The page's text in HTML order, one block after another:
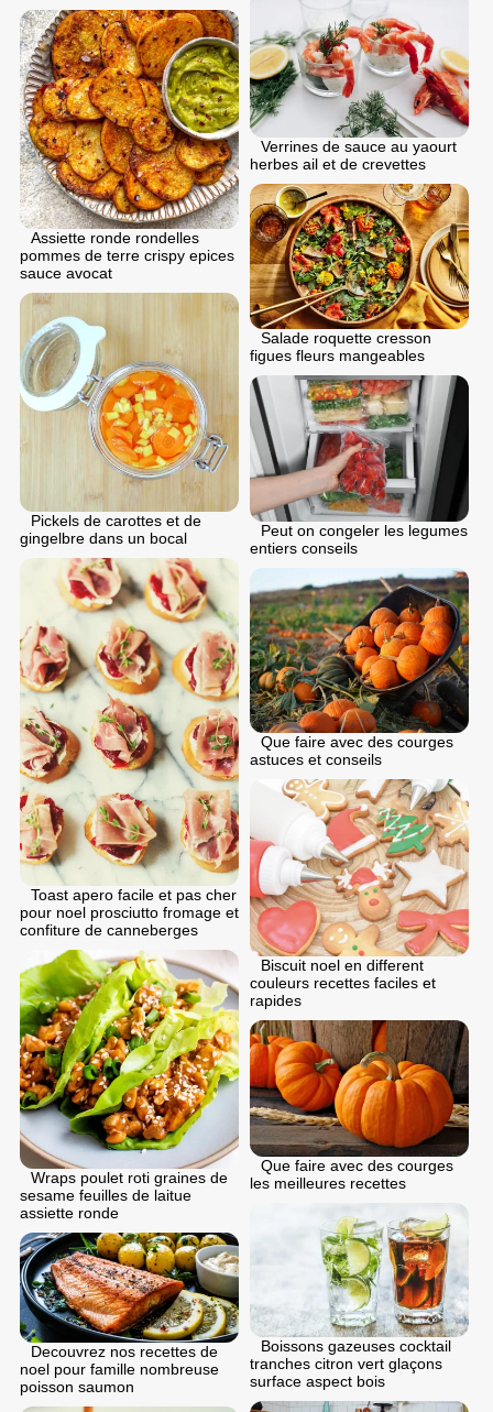
Verrines de sauce au yaourt
herbes ail et de crevettes
Assiette ronde rondelles
pommes de terre crispy epices
sauce avocat
Salade roquette cresson
figues fleurs mangeables
Pickels de carottes et de
gingelbre dans un bocal
Peut on congeler les legumes
entiers conseils
Toast apero facile et pas cher
pour noel prosciutto fromage et
confiture de canneberges
Que faire avec des courges
astuces et conseils
Biscuit noel en different
couleurs recettes faciles et
rapides
Wraps poulet roti graines de
sesame feuilles de laitue
assiette ronde
Que faire avec des courges
les meilleures recettes
Boissons gazeuses cocktail
tranches citron vert glaçons
surface aspect bois
Decouvrez nos recettes de
noel pour famille nombreuse
poisson saumon